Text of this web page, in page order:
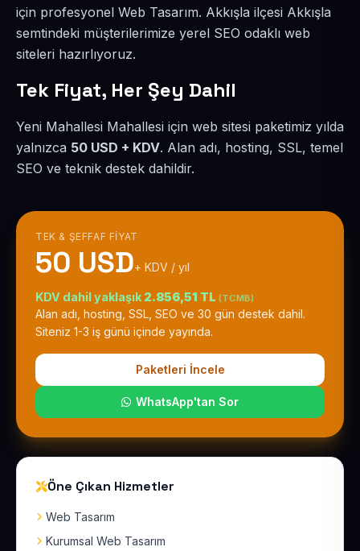
için profesyonel Web Tasarım. Akkışla ilçesi Akkışla
semtindeki müşterilerimize yerel SEO odaklı web
siteleri hazırlıyoruz.
Tek Fiyat, Her Şey Dahil
Yeni Mahallesi Mahallesi için web sitesi paketimiz yılda
yalnızca 50 USD + KDV. Alan adı, hosting, SSL, temel
SEO ve teknik destek dahildir.
TEK & ŞEFFAF FIYAT
50 USD+ KDV / yıl
KDV dahil yaklaşık 2.856,51 TL (TCMB)
Alan adı, hosting, SSL, SEO ve 30 gün destek dahil.
Siteniz 1-3 iş günü içinde yayında.
Paketleri İncele
WhatsApp'tan Sor
Öne Çıkan Hizmetler
Web Tasarım
Kurumsal Web Tasarım